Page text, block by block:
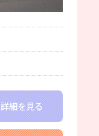
詳細を見る